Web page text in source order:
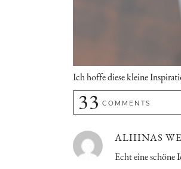
Ich hoffe diese kleine
33 COMMENTS
ALIIINAS
Echt eine schöne